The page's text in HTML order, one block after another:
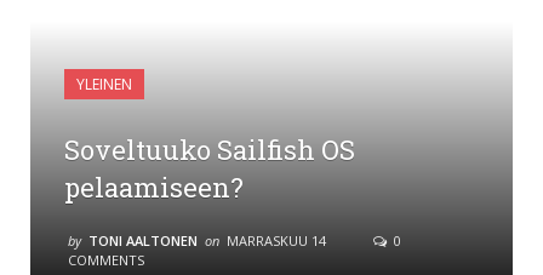
YLEINEN
Soveltuuko Sailfish OS
pelaamiseen?
by TONI AALTONEN on MARRASKUU 14
0
COMMENTS